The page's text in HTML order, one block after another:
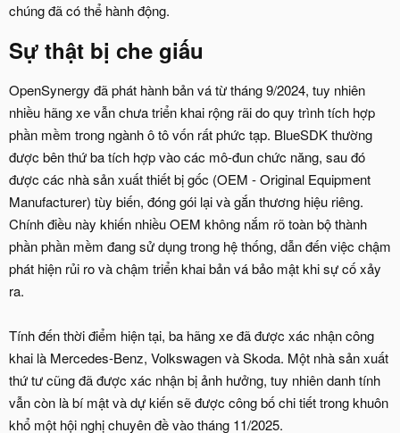
chúng đã có thể hành động.
Sự thật bị che giấu​
OpenSynergy đã phát hành bản vá từ tháng 9/2024, tuy nhiên
nhiều hãng xe vẫn chưa triển khai rộng rãi do quy trình tích hợp
phần mềm trong ngành ô tô vốn rất phức tạp. BlueSDK thường
được bên thứ ba tích hợp vào các mô-đun chức năng, sau đó
được các nhà sản xuất thiết bị gốc (OEM - Original Equipment
Manufacturer) tùy biến, đóng gói lại và gắn thương hiệu riêng.
Chính điều này khiến nhiều OEM không nắm rõ toàn bộ thành
phần phần mềm đang sử dụng trong hệ thống, dẫn đến việc chậm
phát hiện rủi ro và chậm triển khai bản vá bảo mật khi sự cố xảy
ra.
Tính đến thời điểm hiện tại, ba hãng xe đã được xác nhận công
khai là Mercedes-Benz, Volkswagen và Skoda. Một nhà sản xuất
thứ tư cũng đã được xác nhận bị ảnh hưởng, tuy nhiên danh tính
vẫn còn là bí mật và dự kiến sẽ được công bố chi tiết trong khuôn
khổ một hội nghị chuyên đề vào tháng 11/2025.